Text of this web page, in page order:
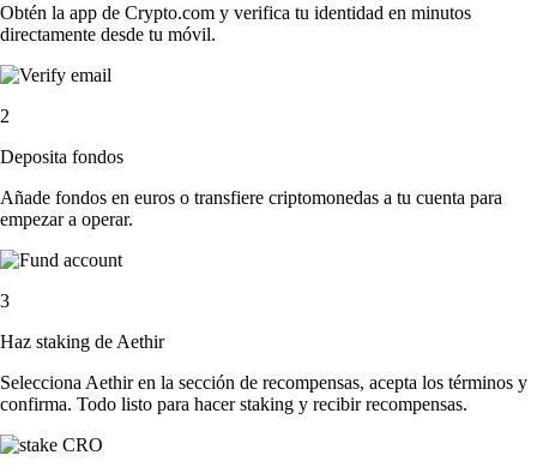
Obtén la app de Crypto.com y verifica tu identidad en minutos
directamente desde tu móvil.
2
Deposita fondos
Añade fondos en euros o transfiere criptomonedas a tu cuenta para
empezar a operar.
3
Haz staking de Aethir
Selecciona Aethir en la sección de recompensas, acepta los términos y
confirma. Todo listo para hacer staking y recibir recompensas.